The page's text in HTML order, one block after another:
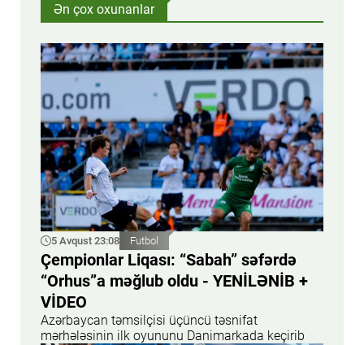
Ən çox oxunanlar
5 Avqust 23:08 Futbol
Çempionlar Liqası: “Sabah” səfərdə
“Orhus”a məğlub oldu - YENİLƏNİB +
VİDEO
Azərbaycan təmsilçisi üçüncü təsnifat
mərhələsinin ilk oyununu Danimarkada keçirib